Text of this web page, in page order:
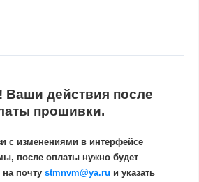
Ваши действия после
прошивки.
с изменениями в интерфейсе
после оплаты нужно будет
на почтуstmnvm@ya.ru и указать